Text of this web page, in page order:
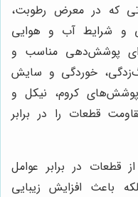
که در معرض رطوبت،
و شرایط آب و هوایی
پوشش‌دهی مناسب و
خوردگی و سایش
کروم، نیکل و
قطعات را در برابر
قطعات در برابر عوامل
باعث افزایش زیبایی